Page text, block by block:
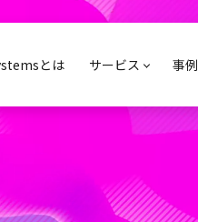
とは サービス 事例